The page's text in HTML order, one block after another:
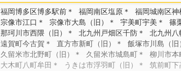
福岡博多区博多駅前＊ 福岡南区塩原＊ 福岡城南区神
宗像市江口＊
宗像市大島（旧）＊ 宇美町宇美＊ 篠
那珂川市西隈（旧）＊
北九州戸畑区千防＊ 北九州八
遠賀町今古賀＊
直方市新町（旧）＊ 飯塚市川島（旧
久留米市北野町（旧）＊
久留米市城島町＊ 柳川市本
大木町八町牟田＊
うきは市浮羽町（旧）＊ 筑前町下